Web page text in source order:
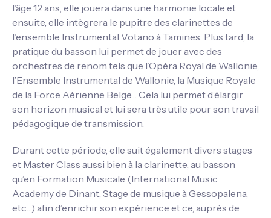
l’âge 12 ans, elle jouera dans une harmonie locale et
ensuite, elle intègrera le pupitre des clarinettes de
l’ensemble Instrumental Votano à Tamines. Plus tard, la
pratique du basson lui permet de jouer avec des
orchestres de renom tels que l’Opéra Royal de Wallonie,
l’Ensemble Instrumental de Wallonie, la Musique Royale
de la Force Aérienne Belge… Cela lui permet d’élargir
son horizon musical et lui sera très utile pour son travail
pédagogique de transmission.
Durant cette période, elle suit également divers stages
et Master Class aussi bien à la clarinette, au basson
qu’en Formation Musicale (International Music
Academy de Dinant, Stage de musique à Gessopalena,
etc…) afin d’enrichir son expérience et ce, auprès de